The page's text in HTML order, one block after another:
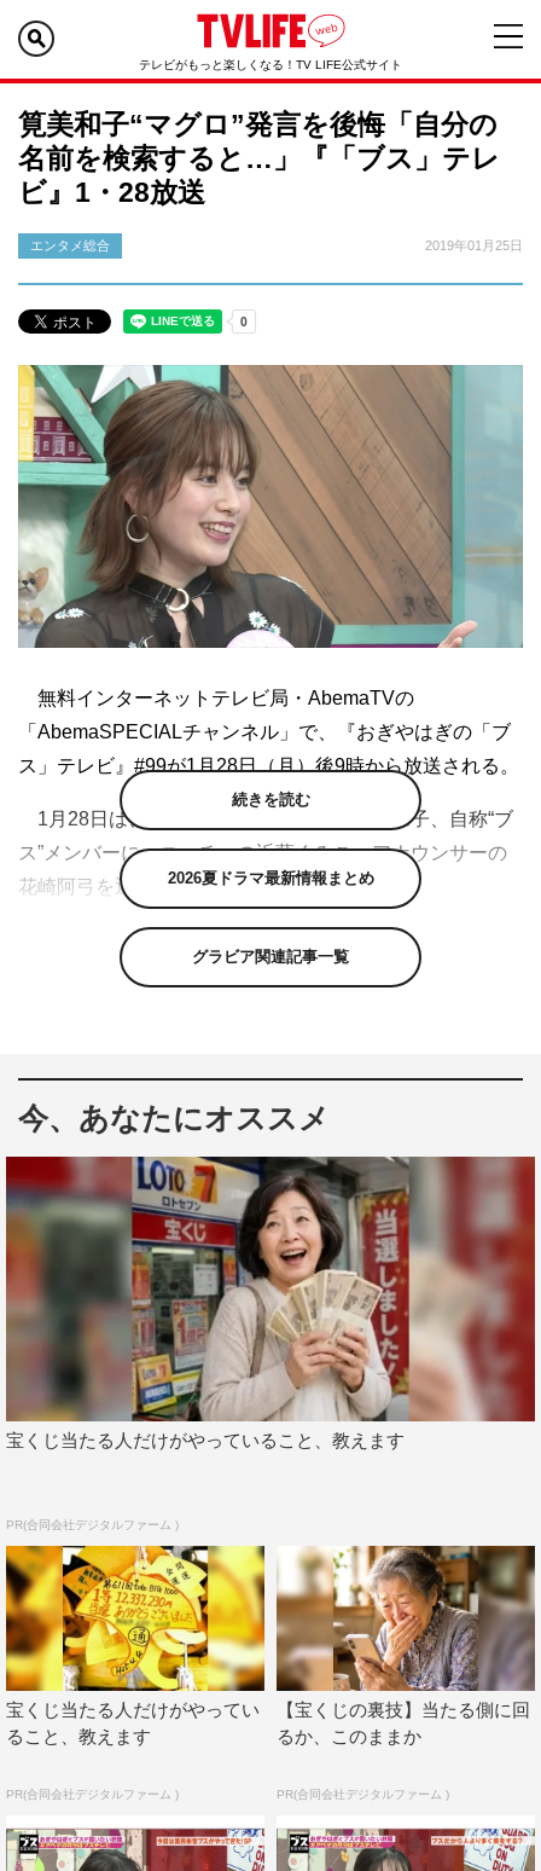
テレビがもっと楽しくなる！TV LIFE公式サイト
筧美和子“マグロ”発言を後悔「自分の
名前を検索すると…」『「ブス」テレ
ビ』1・28放送
エンタメ総合 2019年01月25日
無料インターネットテレビ局・AbemaTVの
「AbemaSPECIALチャンネル」で、『おぎやはぎの「ブ
ス」テレビ』#99が1月28日（月）後9時から放送される。
1月28日は、“美人コメンテーター”に筧美和子、自称“ブ
ス”メンバーに、ニッチェの近藤くみこ、アナウンサーの
花崎阿弓を迎える。
オープニングトークでは、近藤が「CDデビューをさせ
ていただきました」と発表。スタジオの全員が驚く中、近
量は買い取ってくれ』と言われたんです」と明かす。
久しぶりの登場となる“美人コメンテーター”の筧は「こ
自分の名前を検索すると、上位に“マグロ”みたいな…」
と、以前出演した際の発言の影響を明かし、スタジオに笑
いが起こった。
最初のテーマ「ブスから何か頼まれた」では、「カッコ
いい男友達を紹介してと言われた」「化粧品や香水を聞か
れたので教えたら、全部真似された」「バイトを頻繁に代
わってと頼んできて、自分は遊びに行っている」などの体
続きを読む
2026夏ドラマ最新情報まとめ
グラビア関連記事一覧
今、あなたにオススメ
宝くじ当たる人だけがやっていること、教えます
PR(合同会社デジタルファーム )
宝くじ当たる人だけがやってい
ること、教えます
PR(合同会社デジタルファーム )
【宝くじの裏技】当たる側に回
るか、このままか
PR(合同会社デジタルファーム )